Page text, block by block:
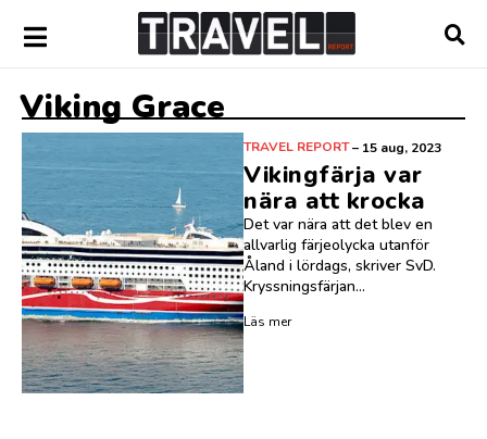
Viking Grace
TRAVEL REPORT– 15 aug, 2023
Vikingfärja var
nära att krocka
Det var nära att det blev en
allvarlig färjeolycka utanför
Åland i lördags, skriver SvD.
Kryssningsfärjan...
Läs mer